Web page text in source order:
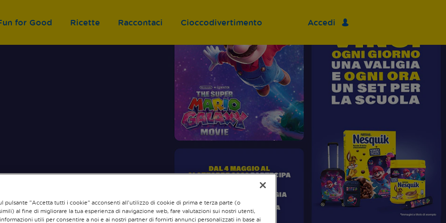
for Good Ricette Raccontaci Cioccodivertimento Accedi
pulsante "Accetta tutti i cookie" acconsenti all'utilizzo di cookie di prima e terza parte (o
al fine di migliorare la tua esperienza di navigazione web, fare valutazioni sui nostri utenti,
utili per consentire a noi e ai nostri partner di fornirti annunci personalizzati in base ai